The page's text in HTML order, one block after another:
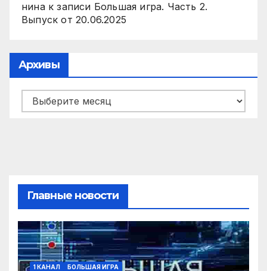
нинак записи Большая игра. Часть 2.
Выпуск от 20.06.2025
Архивы
Архивы
Главные новости
1 КАНАЛ БОЛЬШАЯ ИГРА